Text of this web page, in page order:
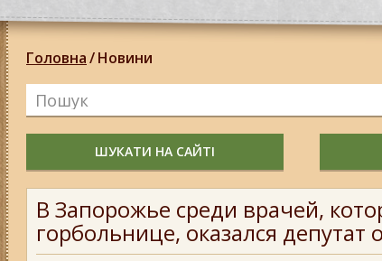
Головна/Новини
ШУКАТИ НА САЙТІ
В Запорожье среди врачей,
горбольнице, оказался депутат